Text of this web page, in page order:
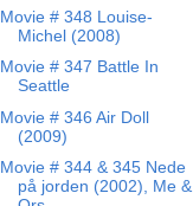
Movie # 348 Louise-
Michel (2008)
Movie # 347 Battle In
Seattle
Movie # 346 Air Doll
(2009)
Movie # 344 & 345 Nede
på jorden (2002), Me &